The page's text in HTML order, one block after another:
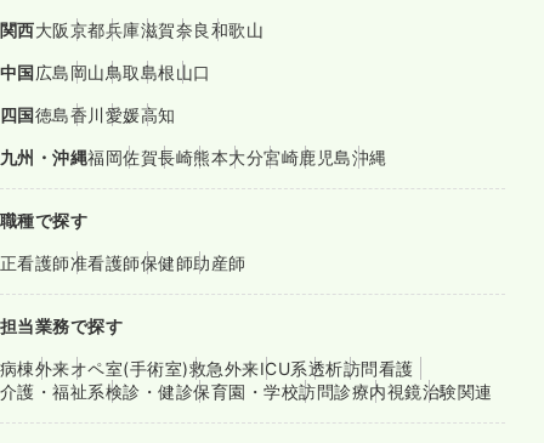
関西大阪京都兵庫滋賀奈良和歌山
中国広島岡山鳥取島根山口
四国徳島香川愛媛高知
九州・沖縄福岡佐賀長崎熊本大分宮崎鹿児島沖縄
職種で探す
正看護師准看護師保健師助産師
担当業務で探す
病棟外来オペ室(手術室)救急外来ICU系透析訪問看護
介護・福祉系検診・健診保育園・学校訪問診療内視鏡治験関連